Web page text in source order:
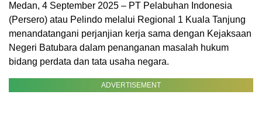
Medan, 4 September 2025 – PT Pelabuhan Indonesia
(Persero) atau Pelindo melalui Regional 1 Kuala Tanjung
menandatangani perjanjian kerja sama dengan Kejaksaan
Negeri Batubara dalam penanganan masalah hukum
bidang perdata dan tata usaha negara.
ADVERTISEMENT